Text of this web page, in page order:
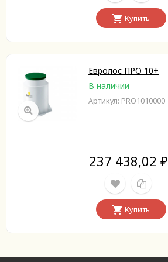
Купить
Евролос ПРО 10+
В наличии
Артикул: PRO1010000
237 438,02 ₽
Купить